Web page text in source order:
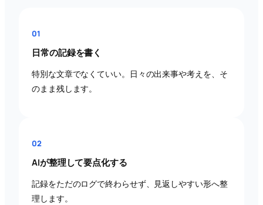
01
日常の記録を書く
特別な文章でなくていい。日々の出来事や考えを、そ
のまま残します。
02
AIが整理して要点化する
記録をただのログで終わらせず、見返しやすい形へ整
理します。